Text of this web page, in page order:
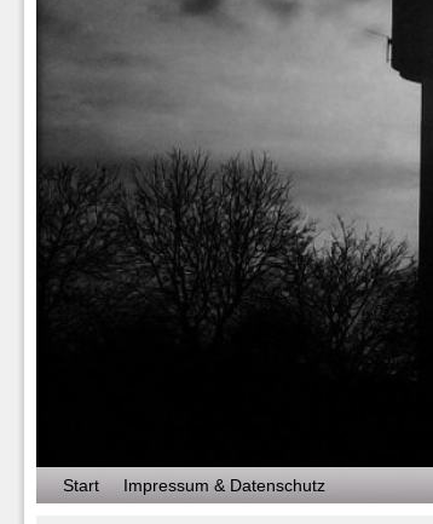
Zum Inhalt wechseln
Zum sekundären Inhalt wechseln
Start Impressum & Datenschutz